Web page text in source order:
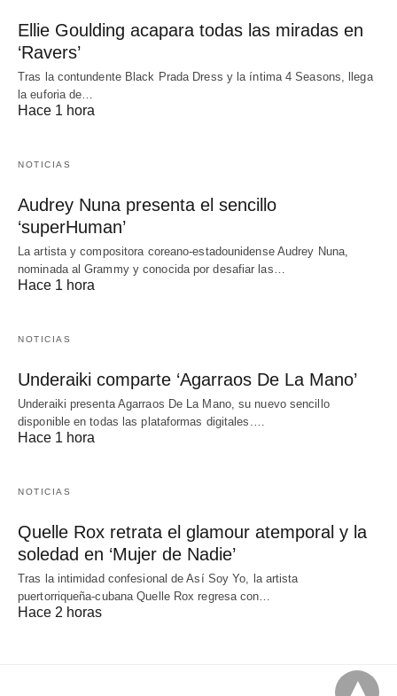
Ellie Goulding acapara todas las miradas en
‘Ravers’
Tras la contundente Black Prada Dress y la íntima 4 Seasons, llega
la euforia de…
Hace 1 hora
NOTICIAS
Audrey Nuna presenta el sencillo
‘superHuman’
La artista y compositora coreano-estadounidense Audrey Nuna,
nominada al Grammy y conocida por desafiar las…
Hace 1 hora
NOTICIAS
Underaiki comparte ‘Agarraos De La Mano’
Underaiki presenta Agarraos De La Mano, su nuevo sencillo
disponible en todas las plataformas digitales.…
Hace 1 hora
NOTICIAS
Quelle Rox retrata el glamour atemporal y la
soledad en ‘Mujer de Nadie’
Tras la intimidad confesional de Así Soy Yo, la artista
puertorriqueña-cubana Quelle Rox regresa con…
Hace 2 horas